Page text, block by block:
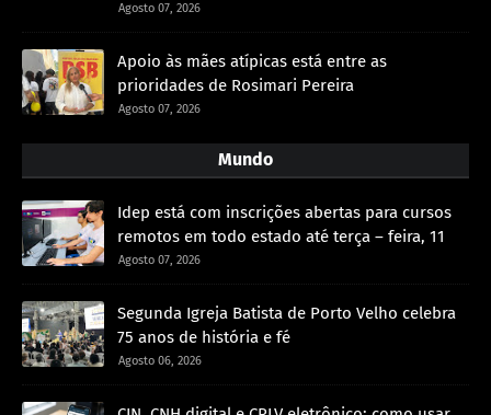
Agosto 07, 2026
Apoio às mães atípicas está entre as
prioridades de Rosimari Pereira
Agosto 07, 2026
Mundo
Idep está com inscrições abertas para cursos
remotos em todo estado até terça – feira, 11
Agosto 07, 2026
Segunda Igreja Batista de Porto Velho celebra
75 anos de história e fé
Agosto 06, 2026